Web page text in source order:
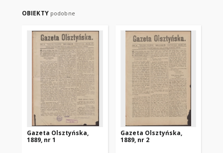
OBIEKTY podobne
Gazeta Olsztyńska,
1889, nr 1
Gazeta Olsztyńska,
1889, nr 2